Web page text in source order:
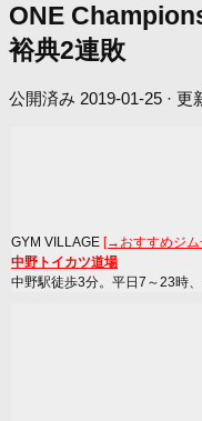
ONE
裕典2連敗
公開済み 2019-01-25 · 更
GYM VILLAGE [→おすすめジム
中野トイカツ道場
中野駅徒歩3分。平日7～23時